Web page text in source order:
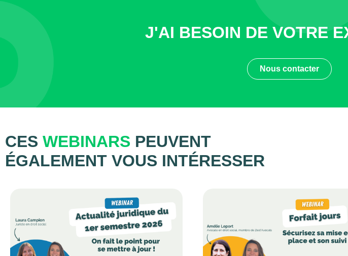
J'AI BESOIN DE VOTRE
Nous contacter
CES WEBINARS PEUVENT
ÉGALEMENT VOUS INTÉRESSER